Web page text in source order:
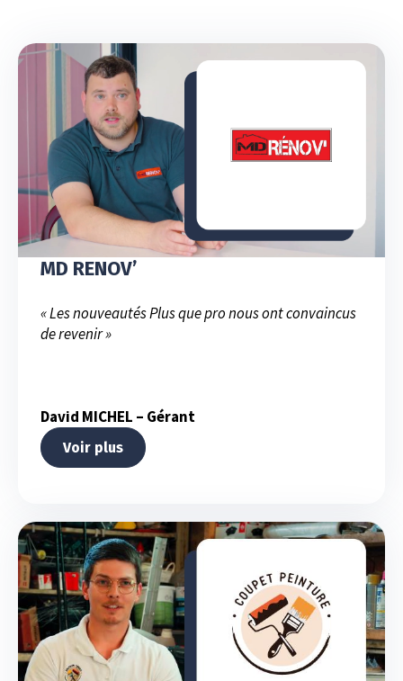
MD RENOV’
« Les nouveautés Plus que pro nous ont convaincus
de revenir »
David MICHEL – Gérant
Voir plus